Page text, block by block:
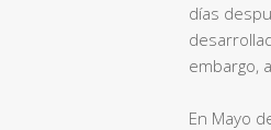
días
embargo,
En Mayo